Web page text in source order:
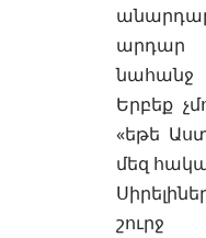
արդար
նահանջ
Երբեք
«եթե
մեզ
շուրջ